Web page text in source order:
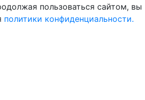
пользоваться сайтом, вы
политики конфиденциальности.